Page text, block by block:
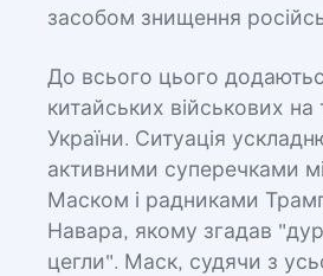
засобом знищення
До всього цього
китайських військових на
України. Ситуація
активними суперечками
Маском і радниками
Навара, якому згадав
цегли". Маск, судячи з